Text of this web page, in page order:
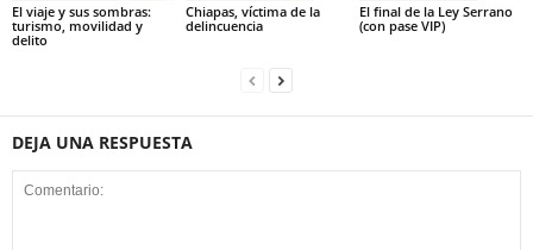
El viaje y sus sombras:
turismo, movilidad y
delito
Chiapas, víctima de la
delincuencia
El final de la Ley Serrano
(con pase VIP)
DEJA UNA RESPUESTA